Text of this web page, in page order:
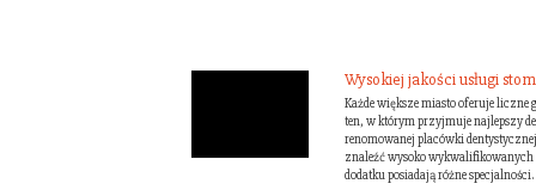
Wysokiej jakości usługi
Każde większe miasto oferuje liczne
ten, w którym przyjmuje najlepszy
renomowanej placówki
znaleźć wysoko
dodatku posiadają różne specjalności.